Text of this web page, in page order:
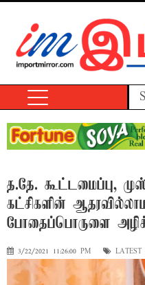
த.தே. கூட்டமைப்பு,
கட்சிகளின்
போதைப்பொருளை
3/22/2021 11:26:00 PM LATEST